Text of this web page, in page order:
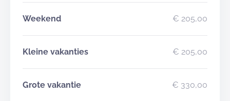
Weekend € 205,00
Kleine vakanties € 205,00
Grote vakantie € 330,00